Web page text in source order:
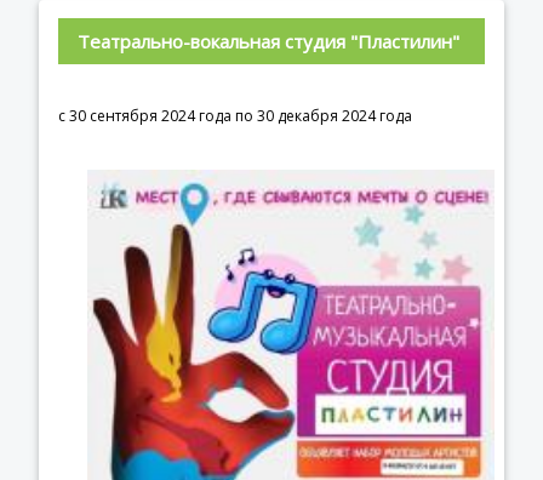
Театрально-вокальная студия "Пластилин"
с 30 сентября 2024 года по 30 декабря 2024 года